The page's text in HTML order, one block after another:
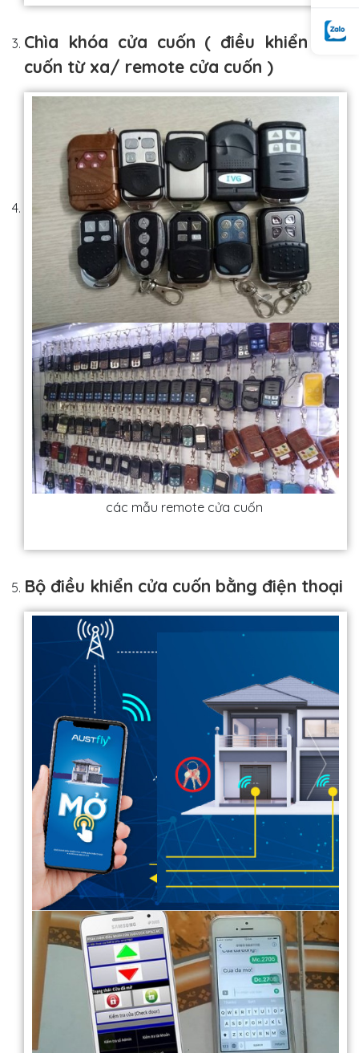
Chìa khóa cửa cuốn ( điều khiển cửa
cuốn từ xa/ remote cửa cuốn )
các mẫu remote cửa cuốn
Bộ điều khiển cửa cuốn bằng điện thoại